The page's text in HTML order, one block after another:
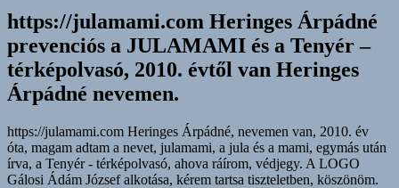
https://julamami.com Heringes Árpádné
prevenciós a JULAMAMI és a Tenyér –
térképolvasó, 2010. évtől van Heringes
Árpádné nevemen.
https://julamami.com Heringes Árpádné, nevemen van, 2010. év
óta, magam adtam a nevet, julamami, a jula és a mami, egymás után
írva, a Tenyér - térképolvasó, ahova ráírom, védjegy. A LOGO
Gálosi Ádám József alkotása, kérem tartsa tiszteletben, köszönöm.